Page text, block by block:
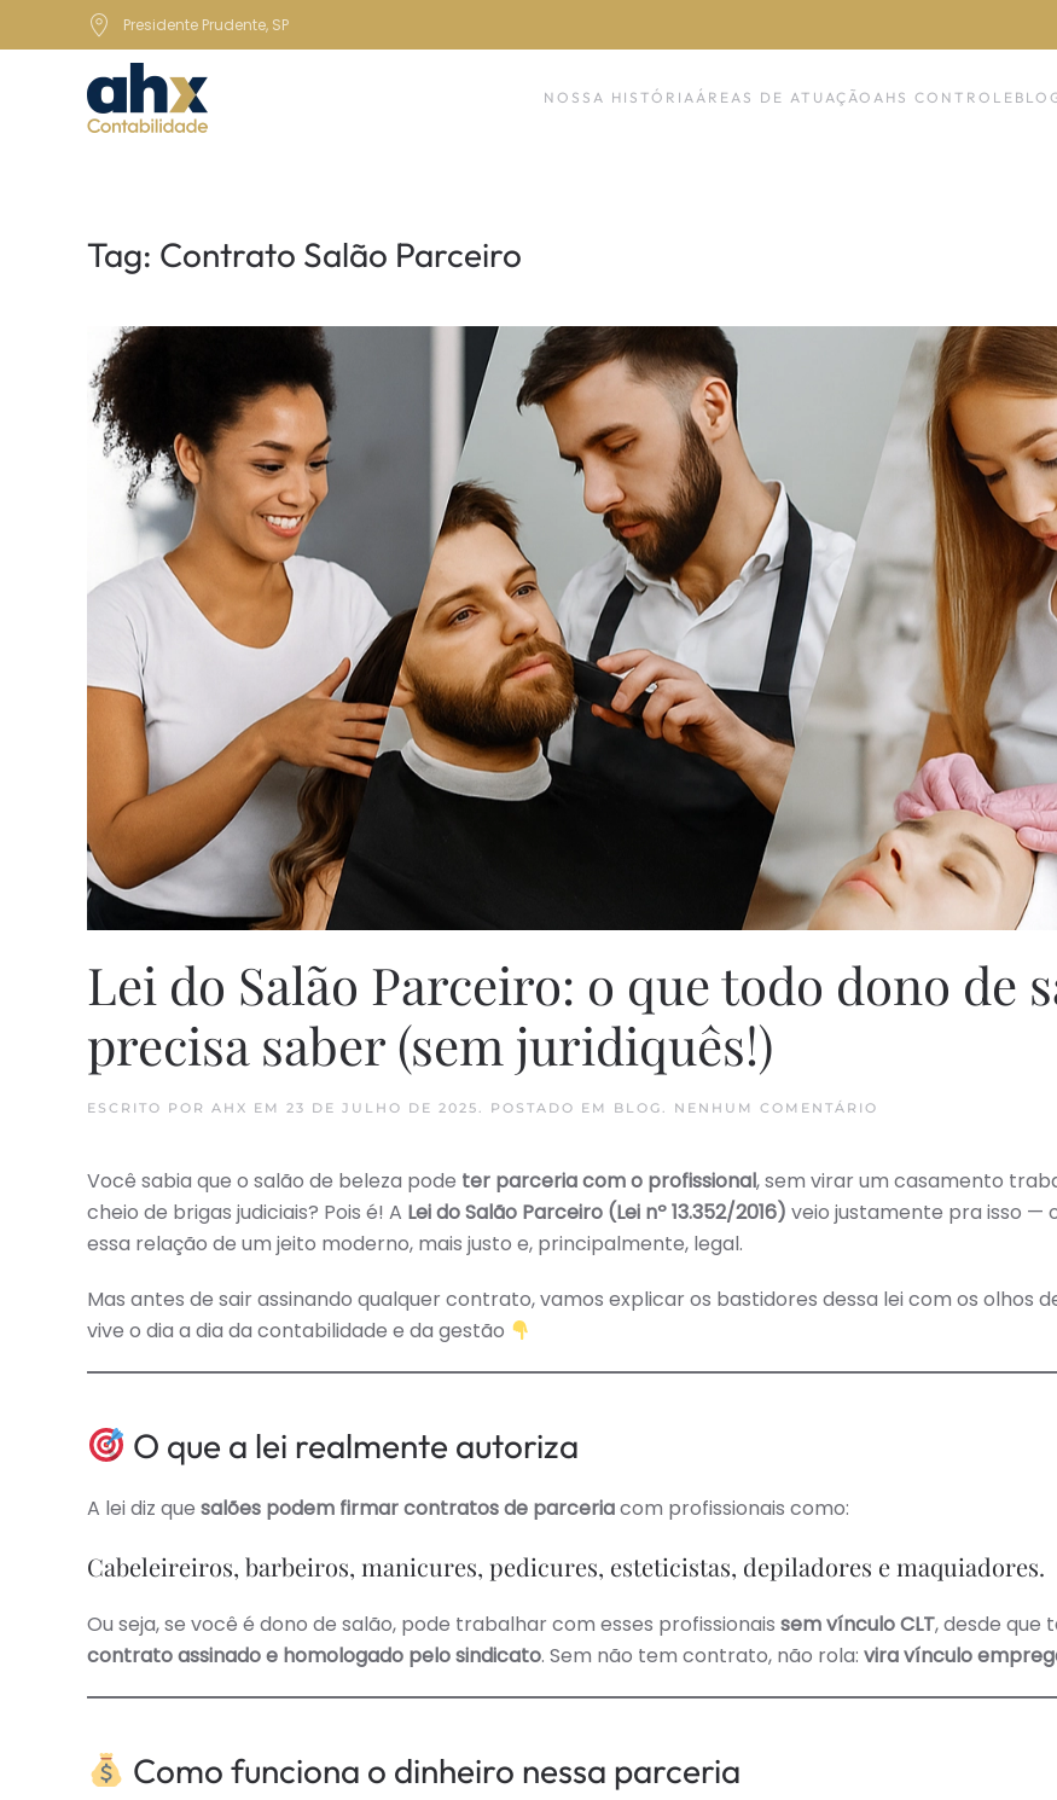
Skip to main content
Presidente Prudente, SP
NOSSA HISTÓRIAÁREAS DE ATUAÇÃO AHS CONTROLE
Tag: Contrato Salão Parceiro
Lei do Salão Parceiro: o que todo dono de
precisa saber (sem juridiquês!)
ESCRITO POR AHX EM 23 DE JULHO DE 2025. POSTADO EM BLOG. NENHUM COMENTÁRIO
PARCEIRO:
QUE
SALÃO
PRECISA
Você sabia que o salão de beleza pode ter parceria com o profissional, sem virar um casamento
cheio de brigas judiciais? Pois é! A Lei do Salão Parceiro (Lei nº 13.352/2016) veio justamente pra isso —
essa relação de um jeito moderno, mais justo e, principalmente, legal.
Mas antes de sair assinando qualquer contrato, vamos explicar os bastidores dessa lei com os olhos
vive o dia a dia da contabilidade e da gestão
O que a lei realmente autoriza
A lei diz que salões podem firmar contratos de parceriacom profissionais como:
Cabeleireiros, barbeiros, manicures, pedicures, esteticistas, depiladores e maquiadores.
Ou seja, se você é dono de salão, pode trabalhar com esses profissionais sem vínculo CLT, desde que
contrato assinado e homologado pelo sindicato. Sem não tem contrato, não rola: vira vínculo
Como funciona o dinheiro nessa parceria